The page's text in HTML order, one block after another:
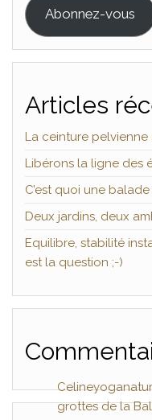
Abonnez-vous
Articles
La ceinture pelvienne
Libérons la ligne des
C’est quoi une
Deux jardins, deux
Equilibre, stabilité
est la question ;-)
grottes de la